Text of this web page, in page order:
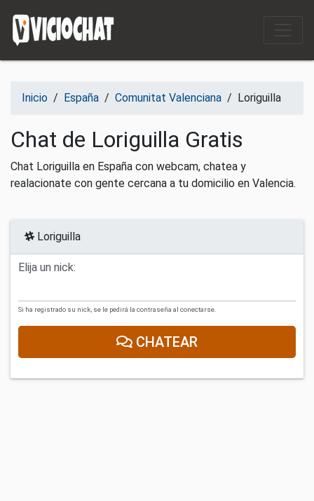
Inicio / España / Comunitat Valenciana / Loriguilla
Chat de Loriguilla Gratis
Chat Loriguilla en España con webcam, chatea y
realacionate con gente cercana a tu domicilio en Valencia.
Loriguilla
Elija un nick:
Si ha registrado su nick, se le pedirá la contraseña al conectarse.
CHATEAR